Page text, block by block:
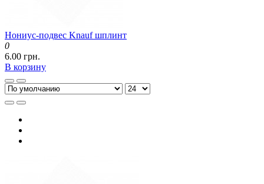
Нониус-подвес Knauf шплинт
0
6.00 грн.
В корзину